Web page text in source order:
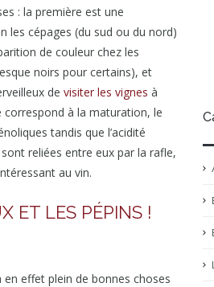
: la première est une
les cépages (du sud ou du nord)
de couleur chez les
noirs pour certains), et
de visiter les vignes à
à la maturation, le
tandis que l’acidité
reliées entre eux par la rafle,
au vin.
ET LES PÉPINS !
en effet plein de bonnes choses